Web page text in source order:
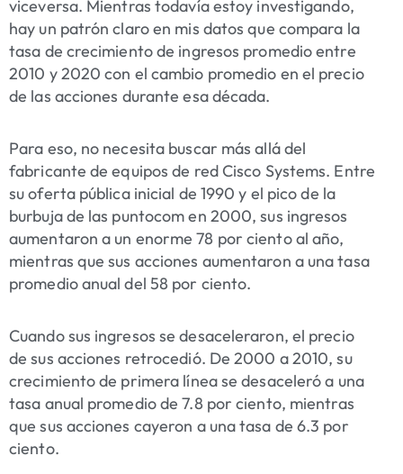
viceversa. Mientras todavía estoy investigando,
hay un patrón claro en mis datos que compara la
tasa de crecimiento de ingresos promedio entre
2010 y 2020 con el cambio promedio en el precio
de las acciones durante esa década.
Para eso, no necesita buscar más allá del
fabricante de equipos de red Cisco Systems. Entre
su oferta pública inicial de 1990 y el pico de la
burbuja de las puntocom en 2000, sus ingresos
aumentaron a un enorme 78 por ciento al año,
mientras que sus acciones aumentaron a una tasa
promedio anual del 58 por ciento.
Cuando sus ingresos se desaceleraron, el precio
de sus acciones retrocedió. De 2000 a 2010, su
crecimiento de primera línea se desaceleró a una
tasa anual promedio de 7.8 por ciento, mientras
que sus acciones cayeron a una tasa de 6.3 por
ciento.